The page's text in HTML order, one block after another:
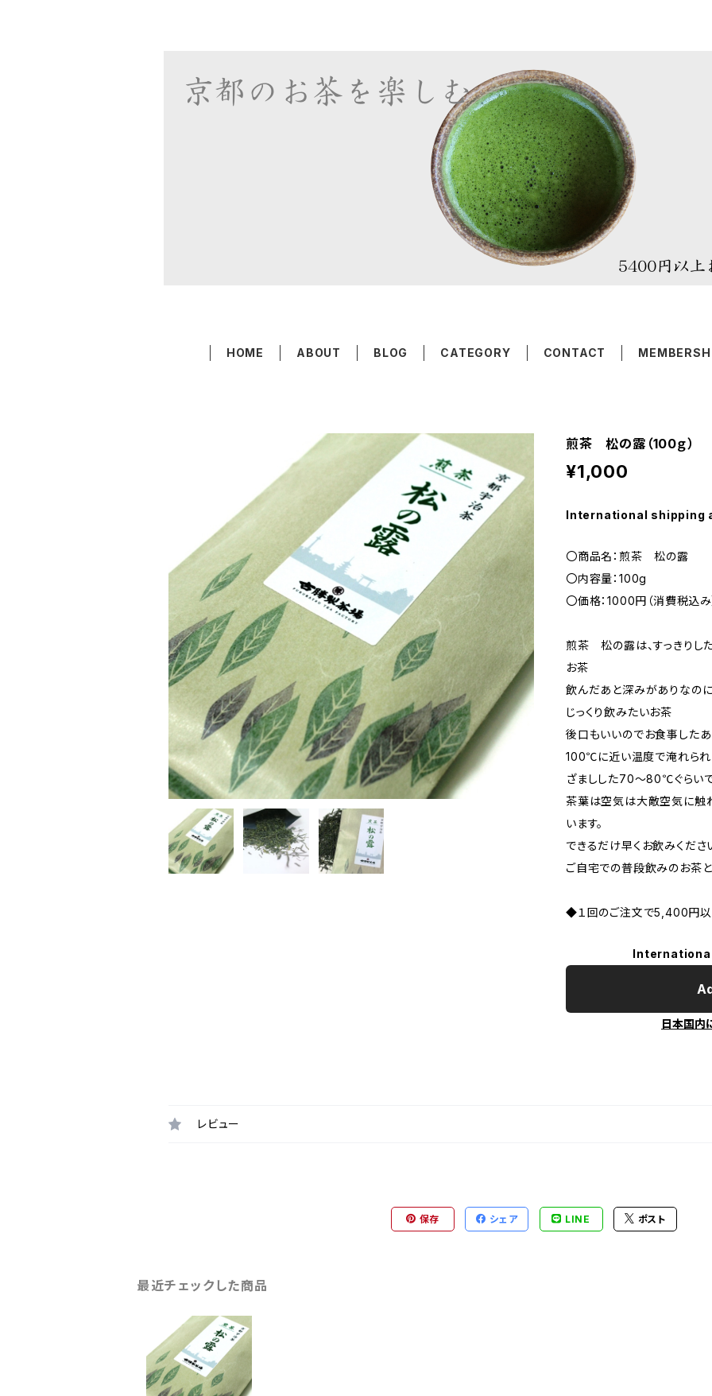
HOME ABOUT BLOG CATEGORY CONTACT
煎茶 松の露（100ｇ）
¥1,000
International shipping
〇商品名：煎茶 松の露
〇内容量：100g
〇価格：1000円（消費税込み
煎茶 松の露は、すっきりし
お茶
飲んだあと深みがありなの
じっくり飲みたいお茶
後口もいいのでお食事したあ
100℃に近い温度で淹れられ
ざましした70～80℃ぐらい
茶葉は空気は大敵空気に触
います。
できるだけ早くお飲みくださ
ご自宅での普段飲みのお茶と
◆１回のご注文で5,400円
日本国内
レビュー
保存 シェア LINE ポスト
最近チェックした商品